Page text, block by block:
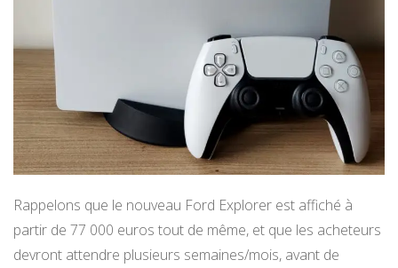
Rappelons que le nouveau Ford Explorer est affiché à
partir de 77 000 euros tout de même, et que les acheteurs
devront attendre plusieurs semaines/mois, avant de